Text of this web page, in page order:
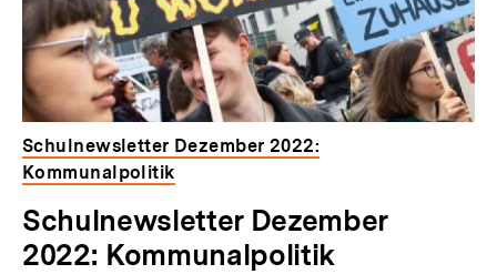
Schulnewsletter Dezember 2022:
Kommunalpolitik
Schulnewsletter Dezember
2022: Kommunalpolitik